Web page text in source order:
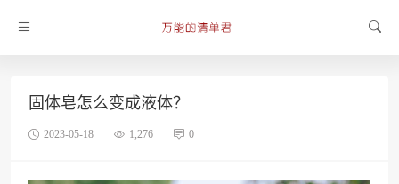
固体皂怎么变成液体？
2023-05-18 1,276 0